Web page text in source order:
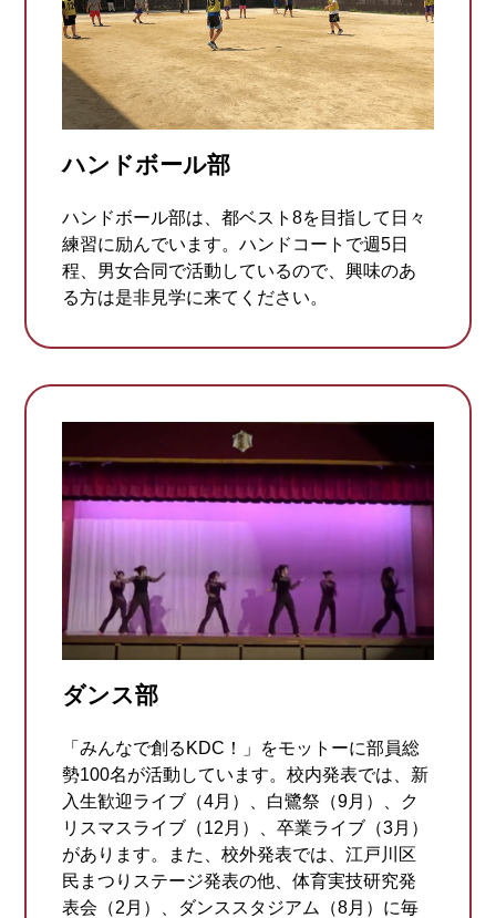
ハンドボール部
ハンドボール部は、都ベスト8を目指して日々
練習に励んでいます。ハンドコートで週5日
程、男女合同で活動しているので、興味のあ
る方は是非見学に来てください。
ダンス部
「みんなで創るKDC！」をモットーに部員総
勢100名が活動しています。校内発表では、新
入生歓迎ライブ（4月）、白鷺祭（9月）、ク
リスマスライブ（12月）、卒業ライブ（3月）
があります。また、校外発表では、江戸川区
民まつりステージ発表の他、体育実技研究発
表会（2月）、ダンススタジアム（8月）に毎